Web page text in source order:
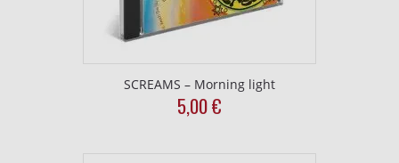
SCREAMS – Morning light
5,00€